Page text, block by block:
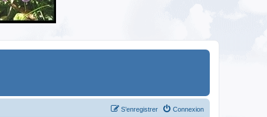
Connexion
S’enregistrer